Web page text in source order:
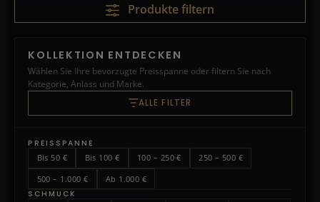
Produkte filtern
KOLLEKTION ENTDECKEN
Wählen Sie Ihre bevorzugte Preisspanne oder filtern Sie nach
Kategorie, Anlass und Marke.
ALLE FILTER
PREISSPANNE
Bis 50 €
Bis 100 € 100 – 250 €
250 – 500 €
500 – 1.000 €
Ab 1.000 €
SCHMUCK